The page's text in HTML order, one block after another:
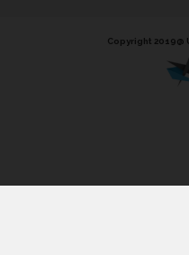
Copyright 2019@